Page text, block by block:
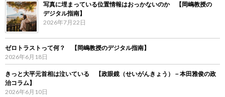
写真に埋まっている位置情報はおっかないのか 【岡嶋教授の
デジタル指南】
2026年7月22日
ゼロトラストって何？ 【岡嶋教授のデジタル指南】
2026年6月18日
きっと大平元首相は泣いている 【政眼鏡（せいがんきょう）－本田雅俊の政
治コラム】
2026年6月10日